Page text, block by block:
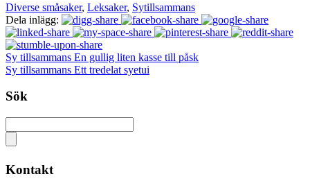
Diverse småsaker, Leksaker, Sytillsammans
Dela inlägg:
Sy tillsammans En gullig liten kasse till påsk
Sy tillsammans Ett tredelat syetui
Sök
Kontakt